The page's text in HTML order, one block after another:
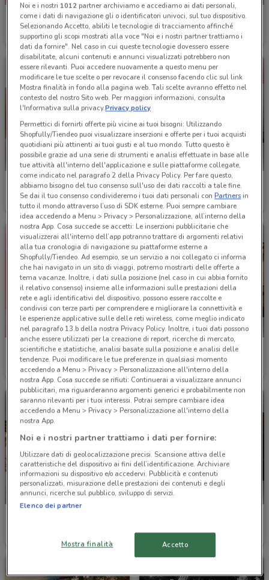
Foot Locker
Scade il 30/09 2.1 km
PEPCO
Scade mercoledì 2.5 km
D'Amante
Scade il 16/06 2.5 km
Kocca
Scade il 31/08
NUOVO
Fiorella Rubino
Scade il 20/08 2.6 km
Sergent Major
Scade il 31/08
-3 GIORNI
Noi e i nostri 1012partner archiviamo e accediamo ai dati personali,
come i dati di navigazione gli o identificatori univoci, sul tuo dispositivo.
Selezionando Accetto, abiliti le tecnologie di tracciamento affinché
supportino gli scopi mostrati alla voce "Noi e i nostri partner trattiamo i
dati da fornire". Nel caso in cui queste tecnologie dovessero essere
disabilitate, alcuni contenuti e annunci visualizzati potrebbero non
essere rilevanti. Puoi accedere nuovamente a questo menu per
modificare le tue scelte o per revocare il consenso facendo clic sul link
Mostra finalità in fondo alla pagina web. Tali scelte avranno effetto nel
contesto del nostro Sito web. Per maggiori informazioni, consulta
l'Informativa sulla privacy.Privacy policy
Permettici di fornirti offerte più vicine ai tuoi bisogni: Utilizzando
Shopfully/Tiendeo puoi visualizzare inserzioni e offerte per i tuoi acquisti
quotidiani più attinenti ai tuoi gusti e al tuo mondo. Tutto questo è
possibile grazie ad una serie di strumenti e analisi effettuate in base alle
tue attività all'interno dell'applicazione e sulle piattaforme collegate,
come indicato nel paragrafo 2 della Privacy Policy. Per fare questo,
abbiamo bisogno del tuo consenso sull'uso dei dati raccolti a tale fine.
Se dai il tuo consenso condivideremo i tuoi dati personali conPartnersin
tutto il mondo attraverso l’uso di SDK esterne. Puoi sempre cambiare
idea accedendo a Menu > Privacy > Personalizzazione, all’interno della
nostra App. Cosa succede se accetti: Le inserzioni pubblicitarie che
visualizzerai all'interno dell’app potranno trattare di argomenti relativi
alla tua cronologia di navigazione su piattaforme esterne a
Shopfully/Tiendeo. Ad esempio, se un servizio a noi collegato ci informa
che hai navigato in un sito di viaggi, potremo mostrarti delle offerte a
tema vacanze. Inoltre, i dati sulla posizione (nel caso in cui abbia fornito
il relativo consenso) insieme alle informazioni sulle prestazioni della
rete e agli identificativi del dispositivo, possono essere raccolte e
condivisi con terze parti per comprendere e migliorare la connettività e
le esperienze applicative sulle delle reti wireless, come meglio indicato
nel paragrafo 13.b della nostra Privacy Policy. Inoltre, i tuoi dati possono
anche essere utilizzati per la creazione di report, ricerche di mercato,
scientifiche e statistiche, analisi basate sulla posizione e analisi delle
tendenze. Puoi modificare le tue preferenze in qualsiasi momento
accedendo a Menu > Privacy > Personalizzazione all'interno della
nostra App. Cosa succede se rifiuti: Continuerai a visualizzare annunci
pubblicitari, ma riguarderanno argomenti generici e probabilmente non
saranno rilevanti per i tuoi interessi. Potrai sempre cambiare idea
accedendo a Menu > Privacy > Personalizzazione all'interno della
nostra App.
Noi e i nostri partner trattiamo i dati per fornire:
Utilizzare dati di geolocalizzazione precisi. Scansione attiva delle
caratteristiche del dispositivo ai fini dell’identificazione. Archiviare
informazioni su dispositivo e/o accedervi. Pubblicità e contenuti
personalizzati, misurazione delle prestazioni dei contenuti e degli
annunci, ricerche sul pubblico, sviluppo di servizi.
Elenco dei partner
Mostra finalità Accetto